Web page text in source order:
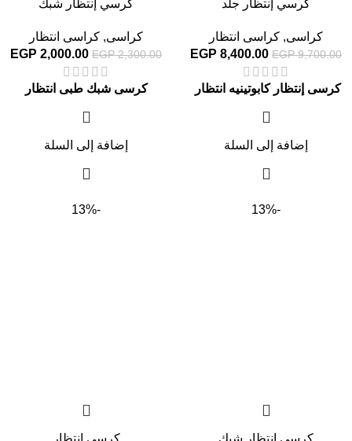
كرسي إنتظار جلد
كراسى, كراسى انتظار
EGP9,700.00
EGP 8,400.00
كرسى إنتظار كابوتينيه انتظار
إضافة إلى السلة
كرسي إنتظار شبك
كراسى, كراسى انتظار
EGP2,300.00
EGP 2,000.00
كرسى شبك طبى انتظار
إضافة إلى السلة
-13%
-13%